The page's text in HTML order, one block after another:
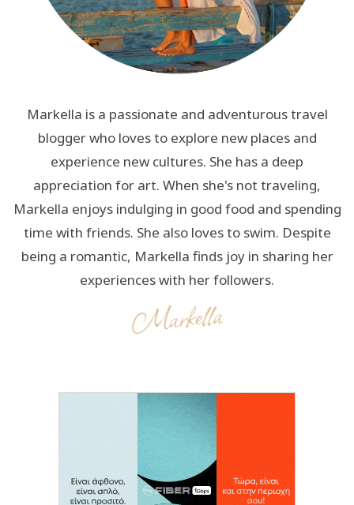
Markella is a passionate and adventurous travel
blogger who loves to explore new places and
experience new cultures. She has a deep
appreciation for art. When she's not traveling,
Markella enjoys indulging in good food and spending
time with friends. She also loves to swim. Despite
being a romantic, Markella finds joy in sharing her
experiences with her followers.